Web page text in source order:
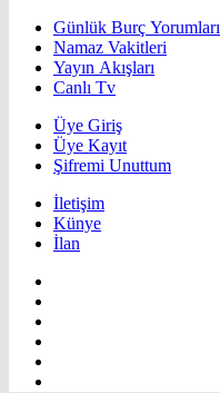
Günlük Burç Yorumları
Namaz Vakitleri
Yayın Akışları
Canlı Tv
Üye Giriş
Üye Kayıt
Şifremi Unuttum
İletişim
Künye
İlan